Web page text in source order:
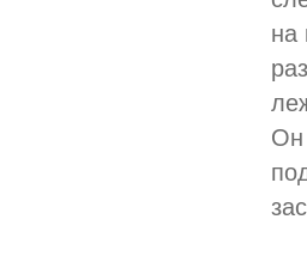
на
Он